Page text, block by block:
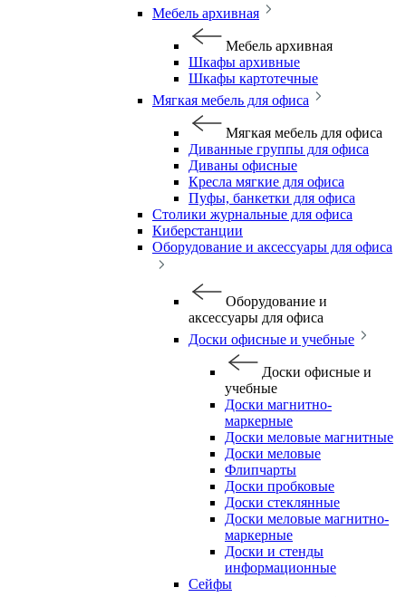
Мебель архивная
Мебель архивная
Шкафы архивные
Шкафы картотечные
Мягкая мебель для офиса
Мягкая мебель для офиса
Диванные группы для офиса
Диваны офисные
Кресла мягкие для офиса
Пуфы, банкетки для офиса
Столики журнальные для офиса
Киберстанции
Оборудование и аксессуары для офиса
Оборудование и
аксессуары для офиса
Доски офисные и учебные
Доски офисные и
учебные
Доски магнитно-
маркерные
Доски меловые магнитные
Доски меловые
Флипчарты
Доски пробковые
Доски стеклянные
Доски меловые магнитно-
маркерные
Доски и стенды
информационные
Сейфы